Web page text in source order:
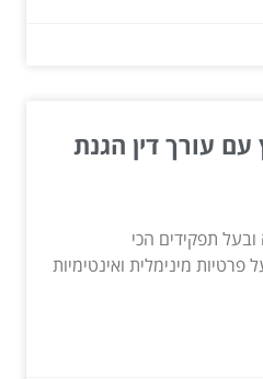
עם עורך דין הגנת
תפקידים הכי
פרטיות מינימלית ואינטימיות